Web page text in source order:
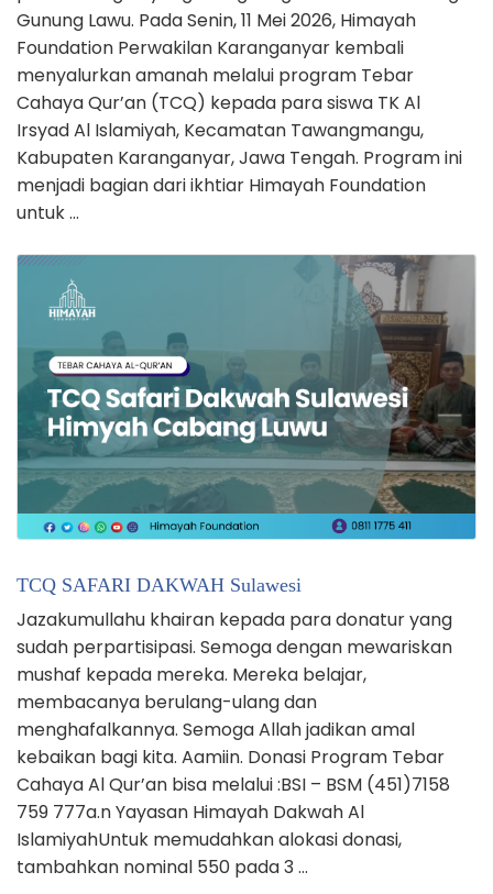
Gunung Lawu. Pada Senin, 11 Mei 2026, Himayah
Foundation Perwakilan Karanganyar kembali
menyalurkan amanah melalui program Tebar
Cahaya Qur’an (TCQ) kepada para siswa TK Al
Irsyad Al Islamiyah, Kecamatan Tawangmangu,
Kabupaten Karanganyar, Jawa Tengah. Program ini
menjadi bagian dari ikhtiar Himayah Foundation
untuk …
TCQ SAFARI DAKWAH Sulawesi
Jazakumullahu khairan kepada para donatur yang
sudah perpartisipasi. Semoga dengan mewariskan
mushaf kepada mereka. Mereka belajar,
membacanya berulang-ulang dan
menghafalkannya. Semoga Allah jadikan amal
kebaikan bagi kita. Aamiin. Donasi Program Tebar
Cahaya Al Qur’an bisa melalui :BSI – BSM (451)7158
759 777a.n Yayasan Himayah Dakwah Al
IslamiyahUntuk memudahkan alokasi donasi,
tambahkan nominal 550 pada 3 …